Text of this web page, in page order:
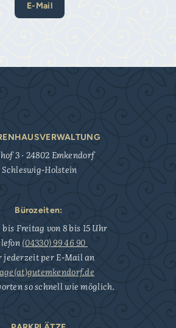
E-Mail
3 · 24802 Emkendorf
Schleswig-Holstein
Bürozeiten:
Freitag von 8 bis 15 Uhr
(04330) 99 46 90
jederzeit per E-Mail an
so schnell wie möglich.